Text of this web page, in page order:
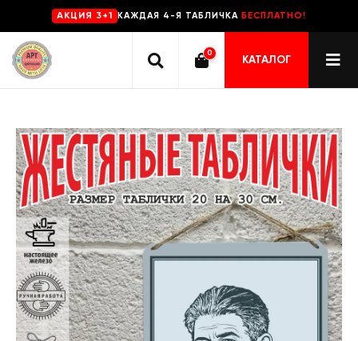
AKЦИЯ 3+1 КАЖДАЯ 4-Я ТАБЛИЧКА БЕСПЛАТНО!
0
КАТАЛОГ